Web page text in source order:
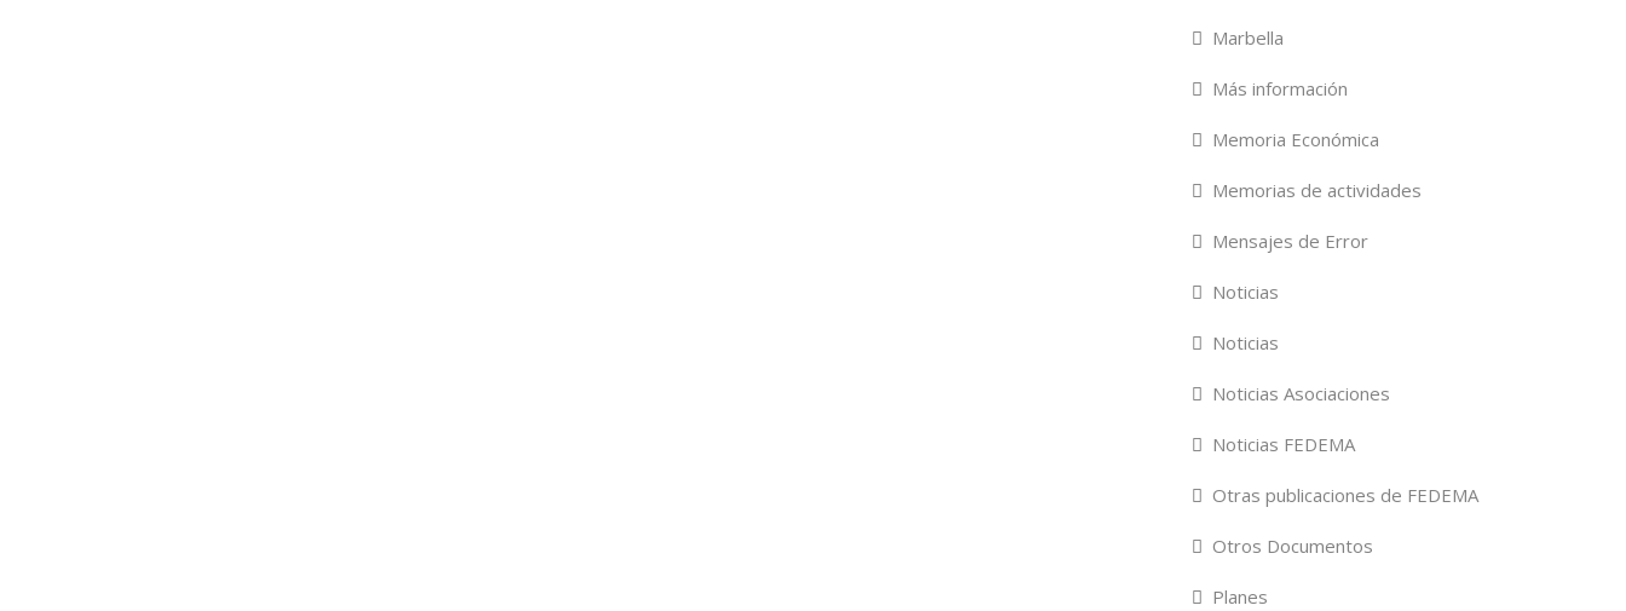
Marbella
Más información
Memoria Económica
Memorias de actividades
Mensajes de Error
Noticias
Noticias
Noticias Asociaciones
Noticias FEDEMA
Otras publicaciones de FEDEMA
Otros Documentos
Planes